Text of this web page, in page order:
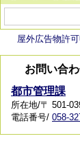
屋外広告物許
お問い合
都市管理課
所在地/〒 501-
電話番号/ 058-